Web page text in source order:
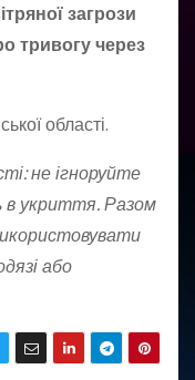
загрози
тривогу через
області.
не ігноруйте
в укриття. Разом
або